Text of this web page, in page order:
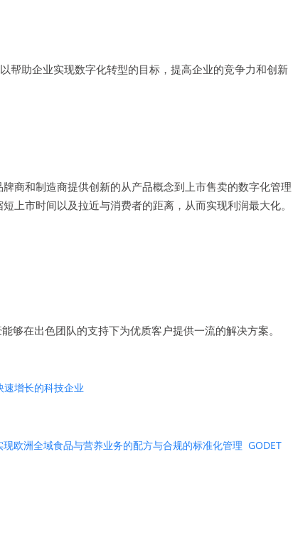
帮助企业实现数字化转型的目标，提高企业的竞争力和创新
商和制造商提供创新的从产品概念到上市售卖的数字化管理
上市时间以及拉近与消费者的距离，从而实现利润最大化。
在出色团队的支持下为优质客户提供一流的解决方案。
增长的科技企业
欧洲全域食品与营养业务的配方与合规的标准化管理 GODET